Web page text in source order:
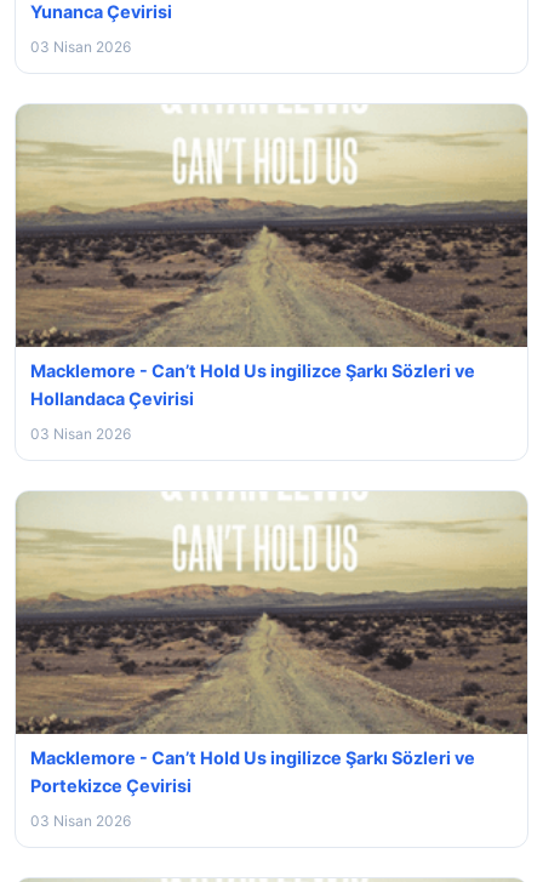
Yunanca Çevirisi
03 Nisan 2026
Macklemore - Can’t Hold Us ingilizce Şarkı Sözleri ve
Hollandaca Çevirisi
03 Nisan 2026
Macklemore - Can’t Hold Us ingilizce Şarkı Sözleri ve
Portekizce Çevirisi
03 Nisan 2026